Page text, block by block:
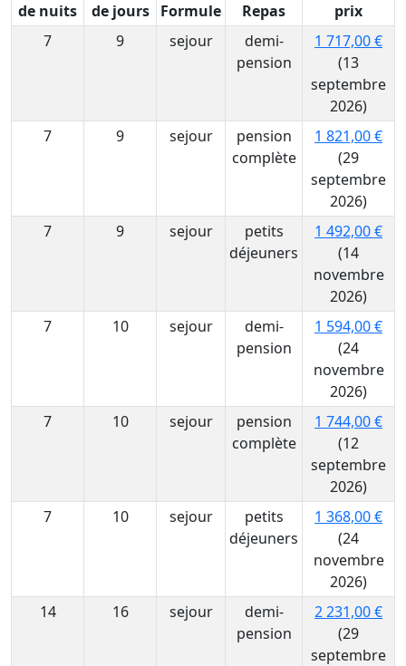
de nuits
de jours
Formule Repas
prix
7
9 sejour
demi-
pension
1 717,00 €
(13
septembre
2026)
7
9 sejour
pension
complète
1 821,00 €
(29
septembre
2026)
7
9 sejour
petits
déjeuners
1 492,00 €
(14
novembre
2026)
7
10 sejour
demi-
pension
1 594,00 €
(24
novembre
2026)
7
10 sejour
pension
complète
1 744,00 €
(12
septembre
2026)
7
10 sejour
petits
déjeuners
1 368,00 €
(24
novembre
2026)
14
16 sejour
demi-
pension
2 231,00 €
(29
septembre